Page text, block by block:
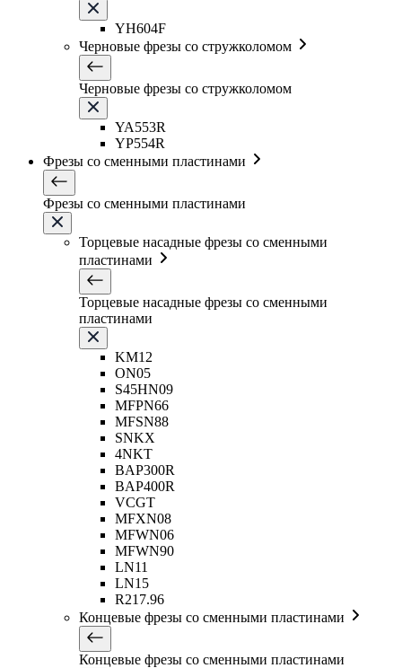
YH604F
Черновые фрезы со стружколомом
Черновые фрезы со стружколомом
YA553R
YP554R
Фрезы со сменными пластинами
Фрезы со сменными пластинами
Торцевые насадные фрезы со сменными
пластинами
Торцевые насадные фрезы со сменными
пластинами
KM12
ON05
S45HN09
MFPN66
MFSN88
SNKX
4NKT
BAP300R
BAP400R
VCGT
MFXN08
MFWN06
MFWN90
LN11
LN15
R217.96
Концевые фрезы со сменными пластинами
Концевые фрезы со сменными пластинами